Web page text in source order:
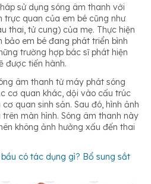
sử dụng sóng âm thanh với
trực quan của em bé cũng như
thai, tử cung) của mẹ. Thực hiện
bảo em bé đang phát triển bình
trường hợp bác sĩ phát hiện
được tiến hành.
âm thanh từ máy phát sóng
cơ quan khác, dội vào cấu trúc
quan sinh sản. Sau đó, hình ảnh
màn hình. Sóng âm thanh này
không ảnh hưởng xấu đến thai
có tác dụng gì? Bổ sung sắt